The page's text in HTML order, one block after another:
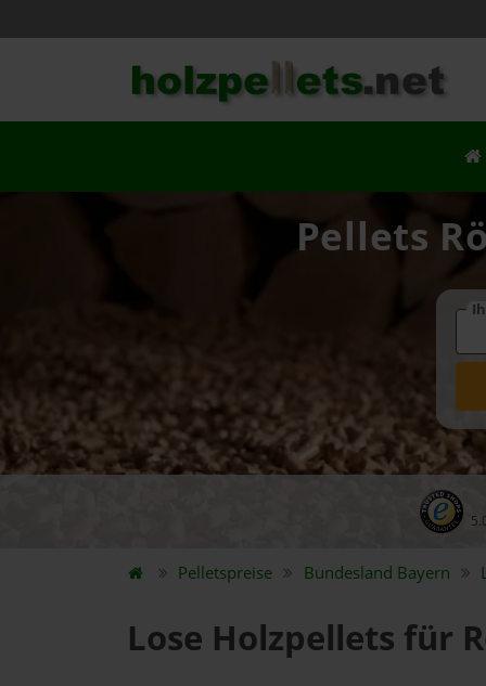
Pellets
Pelletspreise Bundesland Bayern
Lose Holzpellets für